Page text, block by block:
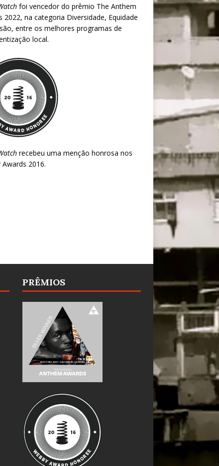
foi vencedor do prêmio The Anthem
2022, na categoria Diversidade, Equidade
entre os melhores programas de
local.
recebeu uma menção honrosa nos
Awards 2016.
PRÊMIOS